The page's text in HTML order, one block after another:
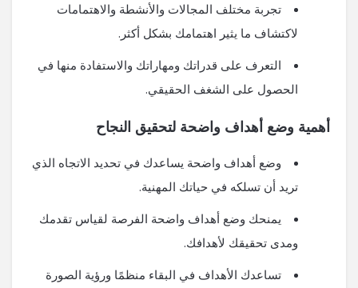
تجربة مختلف المجالات والأنشطة والاهتمامات
لاكتشاف ما يثير اهتمامك بشكل أكثر.
التعرف على قدراتك ومهاراتك والاستفادة منها في
الحصول على الشغف الحقيقي.
أهمية وضع أهداف واضحة لتحقيق النجاح
وضع أهداف واضحة يساعدك في تحديد الاتجاه الذي
تريد أن تسلكه في حياتك المهنية.
يمنحك وضع أهداف واضحة الفرصة لقياس تقدمك
ومدى تحقيقك لأهدافك.
تساعدك الأهداف في البقاء منظمًا ورؤية الصورة